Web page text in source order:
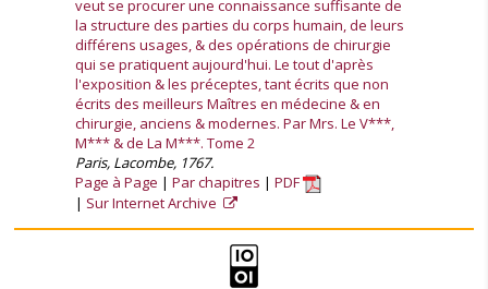
veut se procurer une connaissance suffisante de
la structure des parties du corps humain, de leurs
différens usages, & des opérations de chirurgie
qui se pratiquent aujourd'hui. Le tout d'après
l'exposition & les préceptes, tant écrits que non
écrits des meilleurs Maîtres en médecine & en
chirurgie, anciens & modernes. Par Mrs. Le V***,
M*** & de La M***. Tome 2
Paris, Lacombe, 1767.
Page à Page
Par chapitres
PDF
Sur Internet Archive